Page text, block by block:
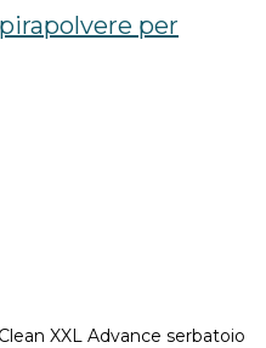
per
XXL Advance serbatoio